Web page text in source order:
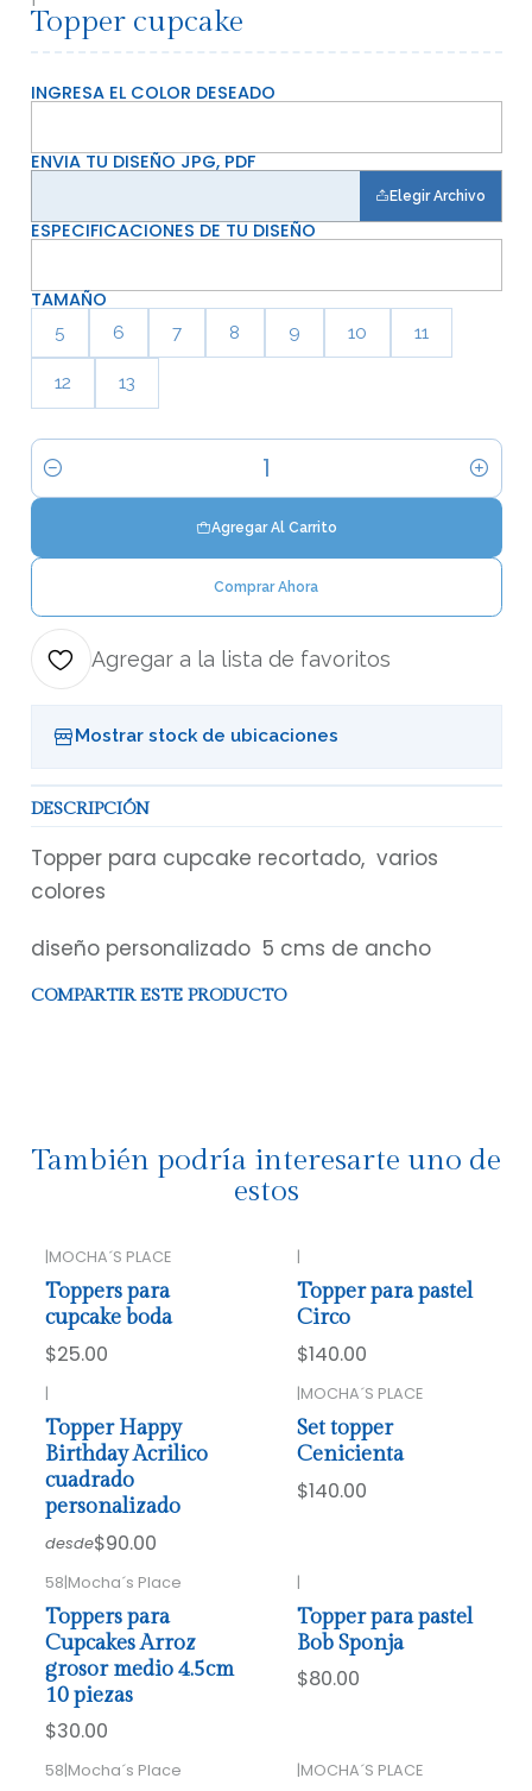
Topper cupcake
INGRESA EL COLOR DESEADO
ENVIA TU DISEÑO JPG, PDF
Elegir Archivo
ESPECIFICACIONES DE TU DISEÑO
TAMAÑO
5 6 7 8 9 10 11
12 13
Cantidad
Agregar Al Carrito
Comprar Ahora
Agregar a la lista de favoritos
Mostrar stock de ubicaciones
DESCRIPCIÓN
Topper para cupcake recortado, varios
colores
diseño personalizado 5 cms de ancho
COMPARTIR ESTE PRODUCTO
También podría interesarte uno de
estos
|MOCHA´S PLACE
Toppers para
cupcake boda
$25.00
|
Topper para pastel
Circo
$140.00
|
Topper Happy
Birthday Acrilico
cuadrado
personalizado
desde$90.00
|MOCHA´S PLACE
Set topper
Cenicienta
$140.00
58|Mocha´s Place
Toppers para
Cupcakes Arroz
grosor medio 4.5cm
10 piezas
$30.00
|
Topper para pastel
Bob Sponja
$80.00
58 Mocha´s Place MOCHA´S PLACE